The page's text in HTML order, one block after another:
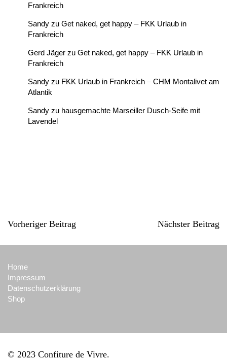
Frankreich
Sandy zu Get naked, get happy – FKK Urlaub in
Frankreich
Gerd Jäger zu Get naked, get happy – FKK Urlaub in
Frankreich
Sandy zu FKK Urlaub in Frankreich – CHM Montalivet am
Atlantik
Sandy zu hausgemachte Marseiller Dusch-Seife mit
Lavendel
Vorheriger Beitrag Nächster Beitrag
Home
Impressum
Datenschutzerklärung
Shop
© 2023 Confiture de Vivre